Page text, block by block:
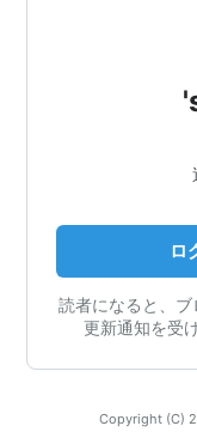
ロ
読者になると、ブ
更新通知を受
Copyright (C)